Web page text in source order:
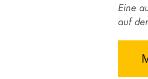
Eine
auf